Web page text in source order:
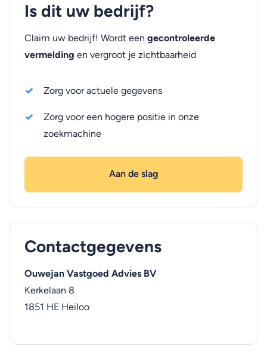
Is dit uw bedrijf?
Claim uw bedrijf! Wordt een gecontroleerde
vermelding en vergroot je zichtbaarheid
Zorg voor actuele gegevens
Zorg voor een hogere positie in onze
zoekmachine
Aan de slag
Contactgegevens
Ouwejan Vastgoed Advies BV
Kerkelaan 8
1851 HE Heiloo